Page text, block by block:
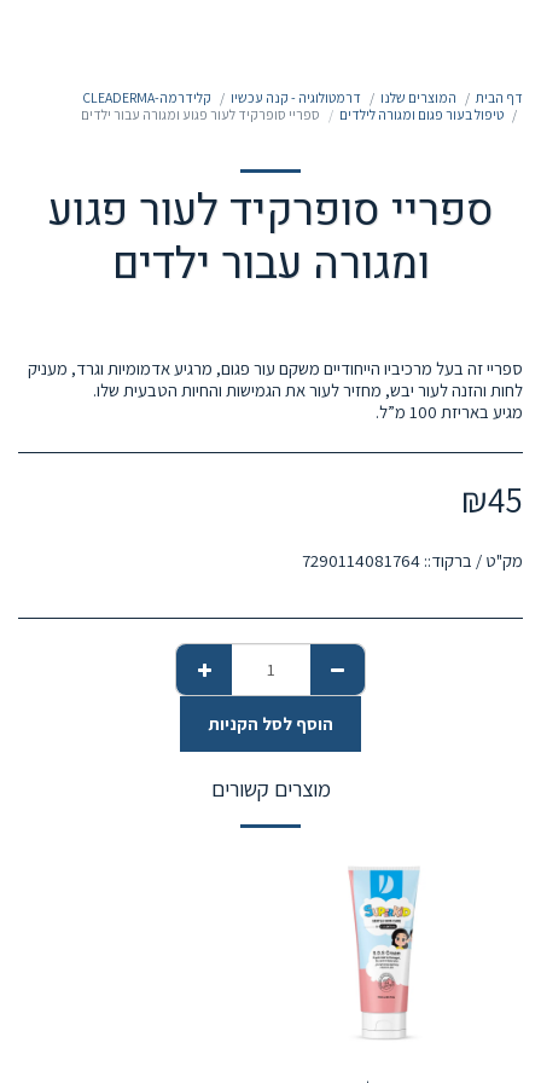
דף הבית המוצרים שלנו דרמטולוגיה - קנה עכשיו
קלידרמה-CLEADERMA
טיפול בעור פגום ומגורה לילדים
ספריי סופרקיד לעור פגוע ומגורה עבור ילדים
ספריי סופרקיד לעור פגוע
ומגורה עבור ילדים
ספריי זה בעל מרכיביו הייחודיים משקם עור פגום, מרגיע אדמומיות וגרד, מעניק
מגיע באריזת 100 מ”ל.
₪45
מק"ט / ברקוד::7290114081764
הוסף לסל הקניות
מוצרים קשורים